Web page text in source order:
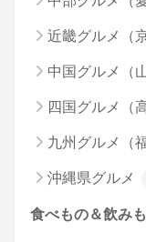
近畿グルメ（
中国グルメ（
四国グルメ（
九州グルメ（
沖縄県グルメ
食べもの＆飲み